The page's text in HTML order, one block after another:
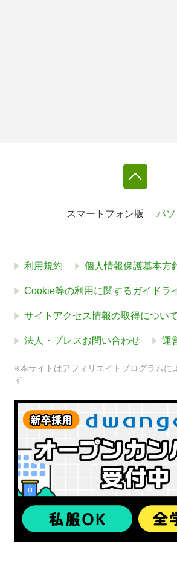
スマートフォン版 パ
利用規約 個人情報保護基本方
Cookie等の利用に関するガイドラ
サイトアクセス情報の取得について
法人・プレスお問い合わせ 運
※本サイトはアフィリエイトプログラムに
す